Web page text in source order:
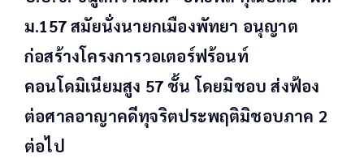
ม.157 สมัยนั่งนายกเมืองพัทยา อนุญาต
ก่อสร้างโครงการวอเตอร์ฟร้อนท์
คอนโดมิเนียมสูง 57 ชั้น โดยมิชอบ ส่งฟ้อง
ต่อศาลอาญาคดีทุจริตประพฤติมิชอบภาค 2
ต่อไป